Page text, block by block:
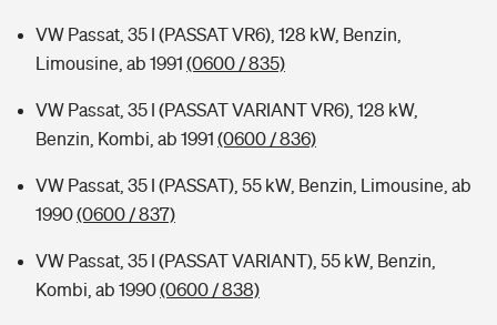
VW Passat, 35 I (PASSAT VR6), 128 kW, Benzin,
Limousine, ab 1991 (0600 / 835)
VW Passat, 35 I (PASSAT VARIANT VR6), 128 kW,
Benzin, Kombi, ab 1991 (0600 / 836)
VW Passat, 35 I (PASSAT), 55 kW, Benzin, Limousine, ab
1990(0600 / 837)
VW Passat, 35 I (PASSAT VARIANT), 55 kW, Benzin,
Kombi, ab 1990(0600 / 838)